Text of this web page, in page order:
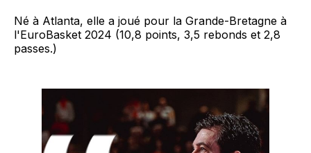
Né à Atlanta, elle a joué pour la Grande-Bretagne à
l'EuroBasket 2024 (10,8 points, 3,5 rebonds et 2,8
passes.)